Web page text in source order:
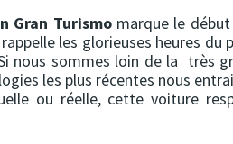
Gran Turismomarque le début
les glorieuses heures du
nous sommes loin de la très
les plus récentes nous
ou réelle, cette voiture